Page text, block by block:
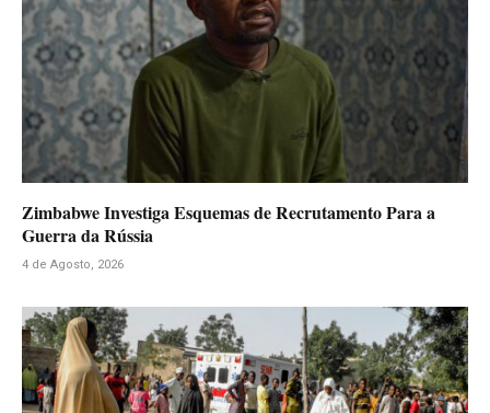
Zimbabwe Investiga Esquemas de Recrutamento Para a
Guerra da Rússia
4 de Agosto, 2026